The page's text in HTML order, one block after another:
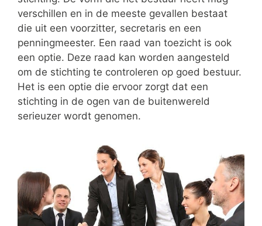
verschillen en in de meeste gevallen bestaat
die uit een voorzitter, secretaris en een
penningmeester. Een raad van toezicht is ook
een optie. Deze raad kan worden aangesteld
om de stichting te controleren op goed bestuur.
Het is een optie die ervoor zorgt dat een
stichting in de ogen van de buitenwereld
serieuzer wordt genomen.